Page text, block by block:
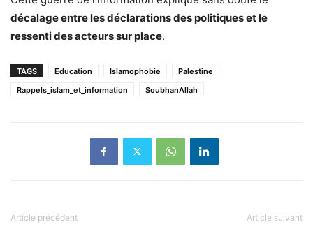
décalage entre les déclarations des politiques et le
ressenti des acteurs sur place.
TAGS Education Islamophobie
Palestine
Rappels_islam_et_information
SoubhanAllah
Article précédent Article suivant